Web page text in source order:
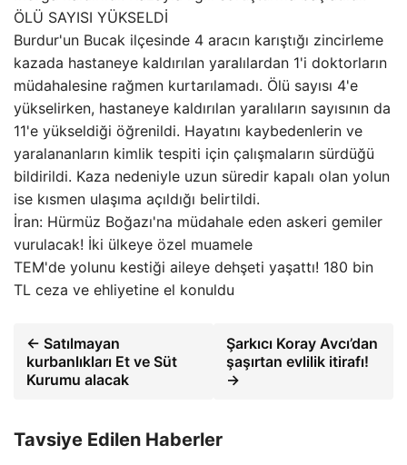
ÖLÜ SAYISI YÜKSELDİ
Burdur'un Bucak ilçesinde 4 aracın karıştığı zincirleme
kazada hastaneye kaldırılan yaralılardan 1'i doktorların
müdahalesine rağmen kurtarılamadı. Ölü sayısı 4'e
yükselirken, hastaneye kaldırılan yaralıların sayısının da
11'e yükseldiği öğrenildi. Hayatını kaybedenlerin ve
yaralananların kimlik tespiti için çalışmaların sürdüğü
bildirildi. Kaza nedeniyle uzun süredir kapalı olan yolun
ise kısmen ulaşıma açıldığı belirtildi.
İran: Hürmüz Boğazı'na müdahale eden askeri gemiler
vurulacak! İki ülkeye özel muamele
TEM'de yolunu kestiği aileye dehşeti yaşattı! 180 bin
TL ceza ve ehliyetine el konuldu
← Satılmayan
kurbanlıkları Et ve Süt
Kurumu alacak
Şarkıcı Koray Avcı’dan
şaşırtan evlilik itirafı!
→
Tavsiye Edilen Haberler